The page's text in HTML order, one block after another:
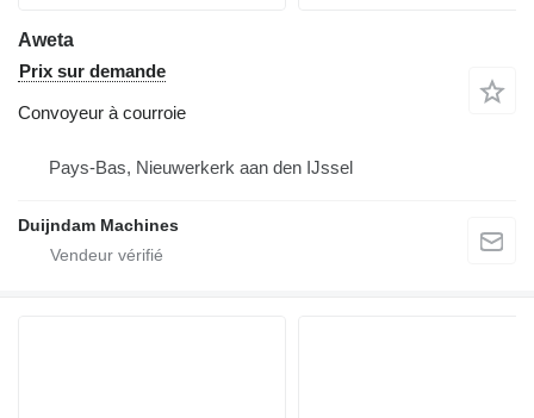
Aweta
Prix sur demande
Convoyeur à courroie
Pays-Bas, Nieuwerkerk aan den IJssel
Duijndam Machines